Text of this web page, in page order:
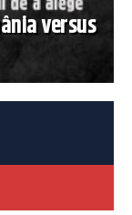
versus